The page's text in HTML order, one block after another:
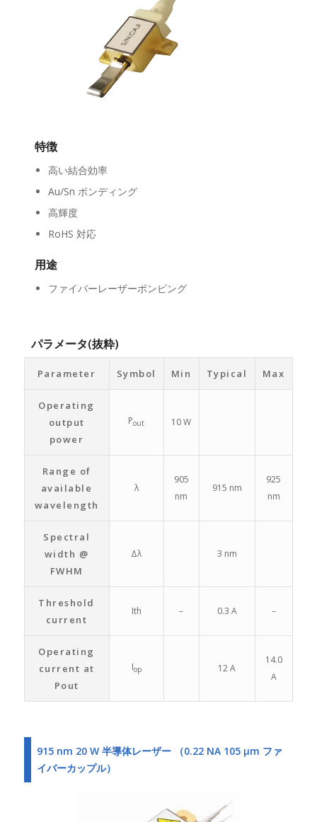
特徴
高い結合効率
Au/Sn ボンディング
高輝度
RoHS 対応
用途
ファイバーレーザーポンピング
パラメータ(抜粋)
Parameter Symbol Min Typical Max
Operating
output
power
Pout 10 W
Range of
available
wavelength
λ
905
nm
915 nm
925
nm
Spectral
width @
FWHM
Δλ 3 nm
Threshold
current
Ith – 0.3 A –
Operating
current at
Pout
Iop 12 A
14.0
A
915 nm 20 W 半導体レーザー （0.22 NA 105 μm ファ
イバーカップル）